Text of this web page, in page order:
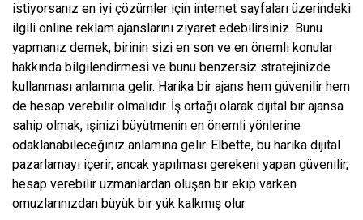
istiyorsanız en iyi çözümler için internet sayfaları üzerindeki
ilgili online reklam ajanslarını ziyaret edebilirsiniz. Bunu
yapmanız demek, birinin sizi en son ve en önemli konular
hakkında bilgilendirmesi ve bunu benzersiz stratejinizde
kullanması anlamına gelir. Harika bir ajans hem güvenilir hem
de hesap verebilir olmalıdır. İş ortağı olarak dijital bir ajansa
sahip olmak, işinizi büyütmenin en önemli yönlerine
odaklanabileceğiniz anlamına gelir. Elbette, bu harika dijital
pazarlamayı içerir, ancak yapılması gerekeni yapan güvenilir,
hesap verebilir uzmanlardan oluşan bir ekip varken
omuzlarınızdan büyük bir yük kalkmış olur.